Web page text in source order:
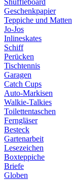
Shuffleboard
Geschenkpapier
Teppiche und Matten
Jo-Jos
Inlineskates
Schiff
Perücken
Tischtennis
Garagen
Catch Cups
Auto-Markisen
Walkie-Talkies
Toilettentaschen
Ferngläser
Besteck
Gartenarbeit
Lesezeichen
Boxteppiche
Briefe
Globen